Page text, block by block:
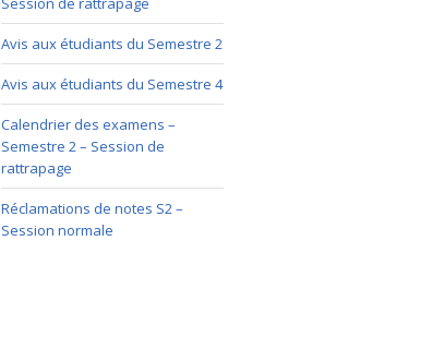
Avis aux étudiants du Semestre 2
Avis aux étudiants du Semestre 4
Calendrier des examens –
Semestre 2 – Session de
rattrapage
Réclamations de notes S2 –
Session normale